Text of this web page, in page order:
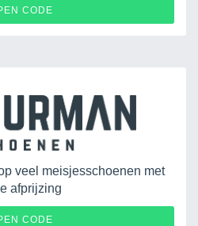
CODE
veel meisjesschoenen met
afprijzing
CODE